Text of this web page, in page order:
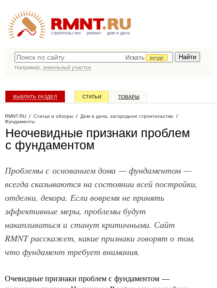
строительство ремонт дом и дача
Искать
везде
Например, земельный участок
ВЫБРАТЬ РАЗДЕЛ СТАТЬИ ТОВАРЫ
RMNT.RU / Статьи и обзоры / Дом и дача, загородное строительство /
Фундаменты
Неочевидные признаки проблем
с фундаментом
Проблемы с основанием дома — фундаментом —
всегда сказываются на состоянии всей постройки,
отделки, декора. Если вовремя не принять
эффективные меры, проблемы будут
накапливаться и станут критичными. Сайт
RMNT расскажет, какие признаки говорят о том,
что фундамент требует внимания.
Очевидные признаки проблем с фундаментом —